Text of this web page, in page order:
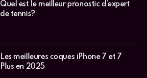
Quel est le meilleur pronostic d’expert
de tennis?
Les meilleures coques iPhone 7 et 7
Plus en 2025